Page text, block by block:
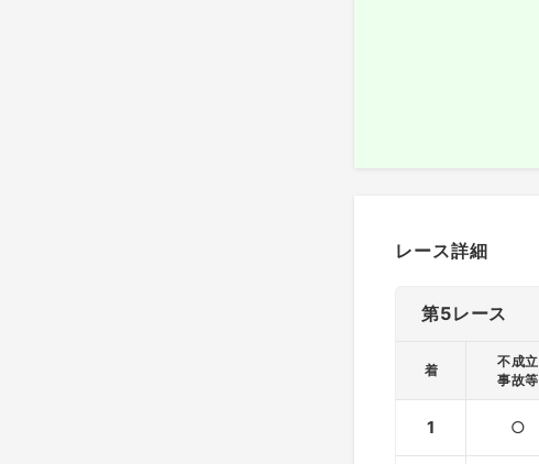
レース詳細
第5レース
着
不成立
事故等
1 ○